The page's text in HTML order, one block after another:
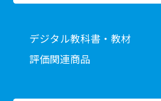
デジタル教科書・教材
評価関連商品